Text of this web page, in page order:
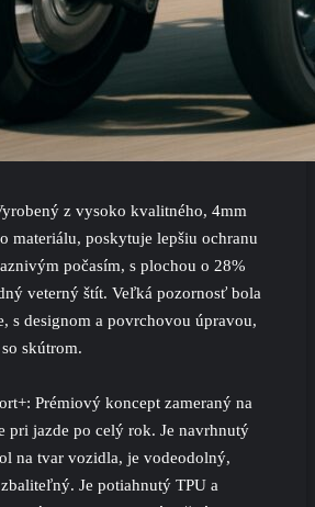
z vysoko kvalitného, 4mm
materiálu, poskytuje lepšiu ochranu
počasím, s plochou o 28%
veterný štít. Veľká pozornosť bola
s designom a povrchovou úpravou,
skútrom.
Prémiový koncept zameraný na
pri jazde po celý rok. Je navrhnutý
na tvar vozidla, je vodeodolný,
Je potiahnutý TPU a